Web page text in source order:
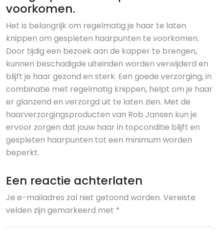
voorkomen.
Het is belangrijk om regelmatig je haar te laten
knippen om gespleten haarpunten te voorkomen.
Door tijdig een bezoek aan de kapper te brengen,
kunnen beschadigde uiteinden worden verwijderd en
blijft je haar gezond en sterk. Een goede verzorging, in
combinatie met regelmatig knippen, helpt om je haar
er glanzend en verzorgd uit te laten zien. Met de
haarverzorgingsproducten van Rob Jansen kun je
ervoor zorgen dat jouw haar in topconditie blijft en
gespleten haarpunten tot een minimum worden
beperkt.
Een reactie achterlaten
Je e-mailadres zal niet getoond worden. Vereiste
velden zijn gemarkeerd met *